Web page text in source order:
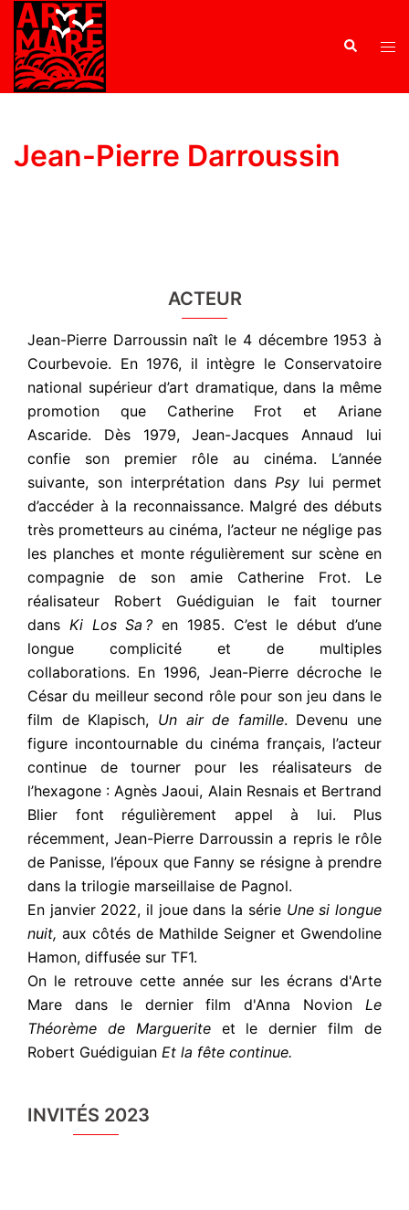
Jean-Pierre Darroussin
ACTEUR
Jean-Pierre Darroussin naît le 4 décembre 1953 à
Courbevoie. En 1976, il intègre le Conservatoire
national supérieur d’art dramatique, dans la même
promotion que Catherine Frot et Ariane
Ascaride. Dès 1979, Jean-Jacques Annaud lui
confie son premier rôle au cinéma. L’année
suivante, son interprétation dans Psy lui permet
d’accéder à la reconnaissance. Malgré des débuts
très prometteurs au cinéma, l’acteur ne néglige pas
les planches et monte régulièrement sur scène en
compagnie de son amie Catherine Frot. Le
réalisateur Robert Guédiguian le fait tourner
dans Ki Los Sa ? en 1985. C’est le début d’une
longue complicité et de multiples
collaborations. En 1996, Jean-Pierre décroche le
César du meilleur second rôle pour son jeu dans le
film de Klapisch, Un air de famille. Devenu une
figure incontournable du cinéma français, l’acteur
continue de tourner pour les réalisateurs de
l’hexagone : Agnès Jaoui, Alain Resnais et Bertrand
Blier font régulièrement appel à lui. Plus
récemment, Jean-Pierre Darroussin a repris le rôle
de Panisse, l’époux que Fanny se résigne à prendre
dans la trilogie marseillaise de Pagnol.
En janvier 2022, il joue dans la sérieUne si longue
nuit, aux côtés de Mathilde Seigner et Gwendoline
Hamon, diffusée sur TF1.
On le retrouve cette année sur les écrans d'Arte
Mare dans le dernier film d'Anna Novion Le
Théorème de Margueriteet le dernier film de
Robert Guédiguian Et la fête continue.
INVITÉS 2023